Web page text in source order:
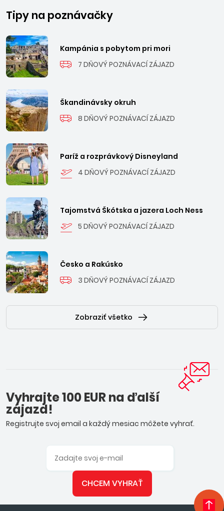
Tipy na poznávačky
Kampánia s pobytom pri mori
7 DŇOVÝ POZNÁVACÍ ZÁJAZD
Škandinávsky okruh
8 DŇOVÝ POZNÁVACÍ ZÁJAZD
Paríž a rozprávkový Disneyland
4 DŇOVÝ POZNÁVACÍ ZÁJAZD
Tajomstvá Škótska a jazera Loch Ness
5 DŇOVÝ POZNÁVACÍ ZÁJAZD
Česko a Rakúsko
3 DŇOVÝ POZNÁVACÍ ZÁJAZD
Zobraziť všetko
Vyhrajte 100 EUR na ďalší
zájazd!
Registrujte svoj email a každý mesiac môžete vyhrať.
CHCEM VYHRAŤ